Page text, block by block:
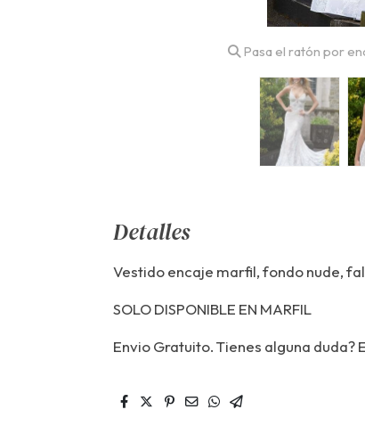
Pasa el ratón por
Detalles
Vestido encaje marfil, fondo nude,
SOLO DISPONIBLE EN MARFIL
Envio Gratuito. Tienes alguna duda?